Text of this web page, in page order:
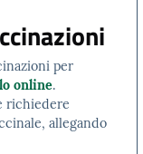
per
online.
richiedere
allegando